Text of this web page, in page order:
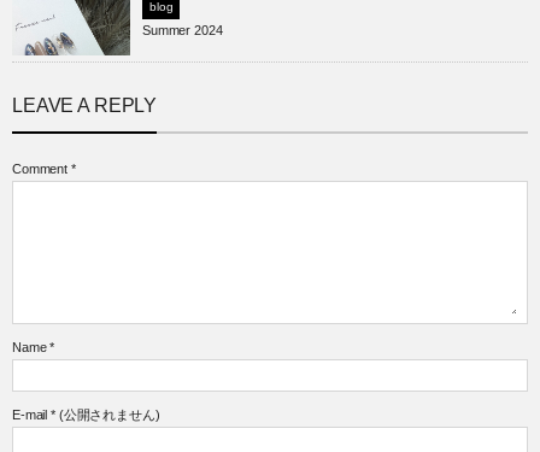
blog
Summer 2024
LEAVE A REPLY
Comment *
Name *
E-mail *(公開されません)